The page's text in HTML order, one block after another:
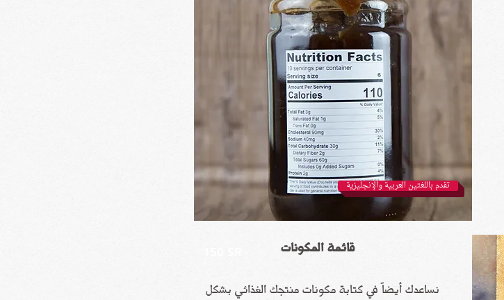
تقدم باللغتين العربية والإنجليزية
قائمة المكونات
نساعدك أيضاً في كتابة مكونات منتجك الغذائي بشكل